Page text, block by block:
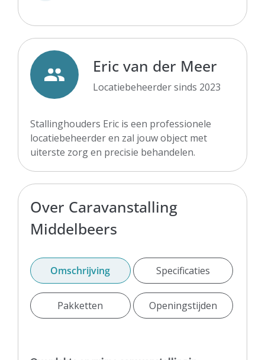
Eric van der Meer
Locatiebeheerder sinds 2023
Stallinghouders Eric is een professionele
locatiebeheerder en zal jouw object met
uiterste zorg en precisie behandelen.
Over Caravanstalling
Middelbeers
Omschrijving Specificaties
Pakketten Openingstijden